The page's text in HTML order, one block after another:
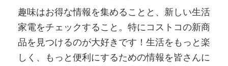
趣味はお得な情報を集めることと、新しい生活
家電をチェックすること。特にコストコの新商
品を見つけるのが大好きです！生活をもっと楽
しく、もっと便利にするための情報を皆さんに